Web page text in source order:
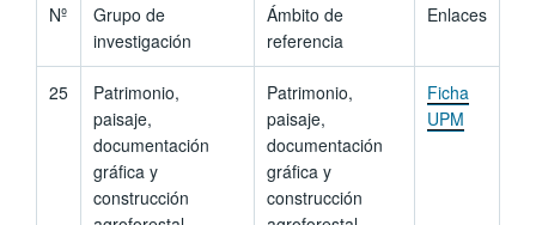
Nº
Grupo de
investigación
Ámbito de
referencia
Enlaces
25
Patrimonio,
paisaje,
documentación
gráfica y
construcción
Patrimonio,
paisaje,
documentación
gráfica y
construcción
Ficha
UPM